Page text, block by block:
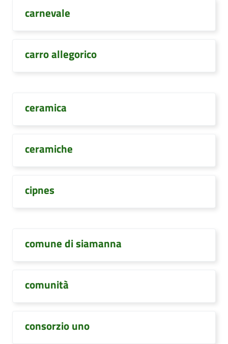
carnevale
carro allegorico
ceramica
ceramiche
cipnes
comune di siamanna
comunità
consorzio uno